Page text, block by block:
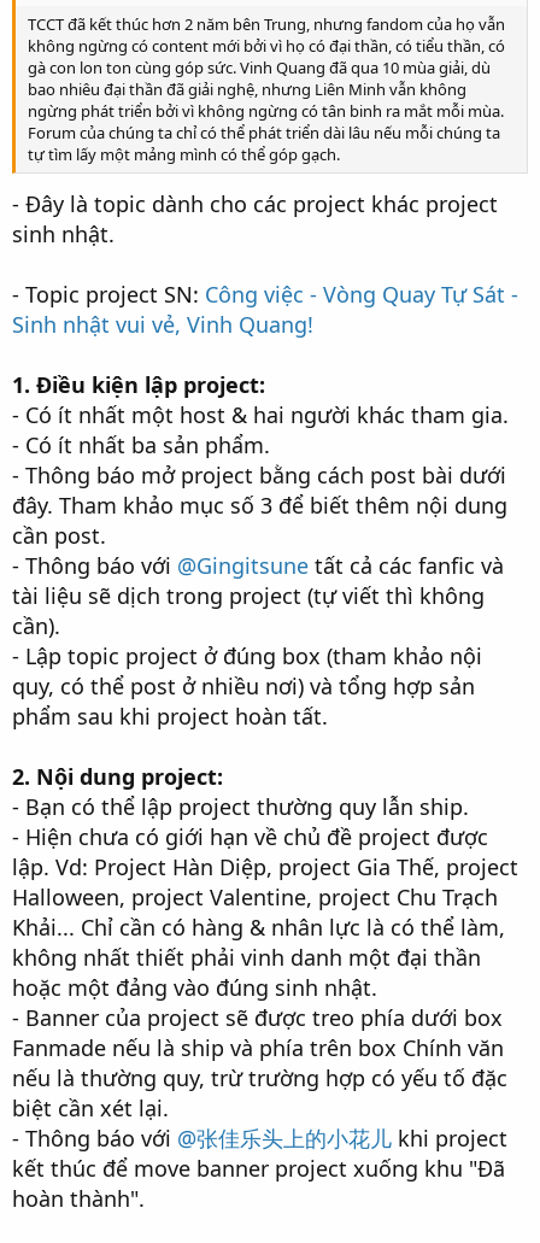
TCCT đã kết thúc hơn 2 năm bên Trung, nhưng fandom của họ vẫn
không ngừng có content mới bởi vì họ có đại thần, có tiểu thần, có
gà con lon ton cùng góp sức. Vinh Quang đã qua 10 mùa giải, dù
bao nhiêu đại thần đã giải nghệ, nhưng Liên Minh vẫn không
ngừng phát triển bởi vì không ngừng có tân binh ra mắt mỗi mùa.
Forum của chúng ta chỉ có thể phát triển dài lâu nếu mỗi chúng ta
tự tìm lấy một mảng mình có thể góp gạch.
- Đây là topic dành cho các project khác project
sinh nhật.
- Topic project SN: Công việc - Vòng Quay Tự Sát -
Sinh nhật vui vẻ, Vinh Quang!
1. Điều kiện lập project:
- Có ít nhất một host & hai người khác tham gia.
- Có ít nhất ba sản phẩm.
- Thông báo mở project bằng cách post bài dưới
đây. Tham khảo mục số 3 để biết thêm nội dung
cần post.
- Thông báo với @Gingitsune tất cả các fanfic và
tài liệu sẽ dịch trong project (tự viết thì không
cần).
- Lập topic project ở đúng box (tham khảo nội
quy, có thể post ở nhiều nơi) và tổng hợp sản
phẩm sau khi project hoàn tất.
2. Nội dung project:
- Bạn có thể lập project thường quy lẫn ship.
- Hiện chưa có giới hạn về chủ đề project được
lập. Vd: Project Hàn Diệp, project Gia Thế, project
Halloween, project Valentine, project Chu Trạch
Khải... Chỉ cần có hàng & nhân lực là có thể làm,
không nhất thiết phải vinh danh một đại thần
hoặc một đảng vào đúng sinh nhật.
- Banner của project sẽ được treo phía dưới box
Fanmade nếu là ship và phía trên box Chính văn
nếu là thường quy, trừ trường hợp có yếu tố đặc
biệt cần xét lại.
- Thông báo với @张佳乐头上的小花儿 khi project
kết thúc để move banner project xuống khu "Đã
hoàn thành".